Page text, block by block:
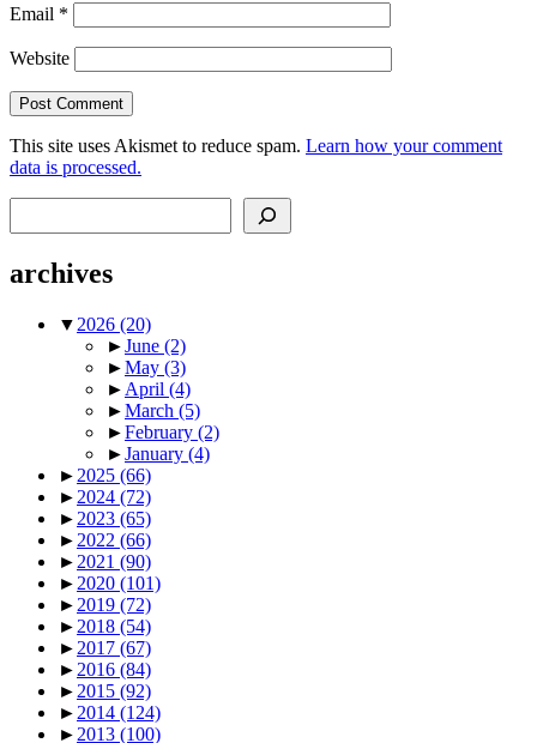
Email *
Website
This site uses Akismet to reduce spam. Learn how your comment
data is processed.
archives
▼ 2026 (20)
►June (2)
►May (3)
► April (4)
►March (5)
►February (2)
►January (4)
► 2025 (66)
► 2024 (72)
► 2023 (65)
► 2022 (66)
► 2021 (90)
► 2020 (101)
► 2019 (72)
► 2018 (54)
► 2017 (67)
► 2016 (84)
► 2015 (92)
► 2014 (124)
► 2013 (100)